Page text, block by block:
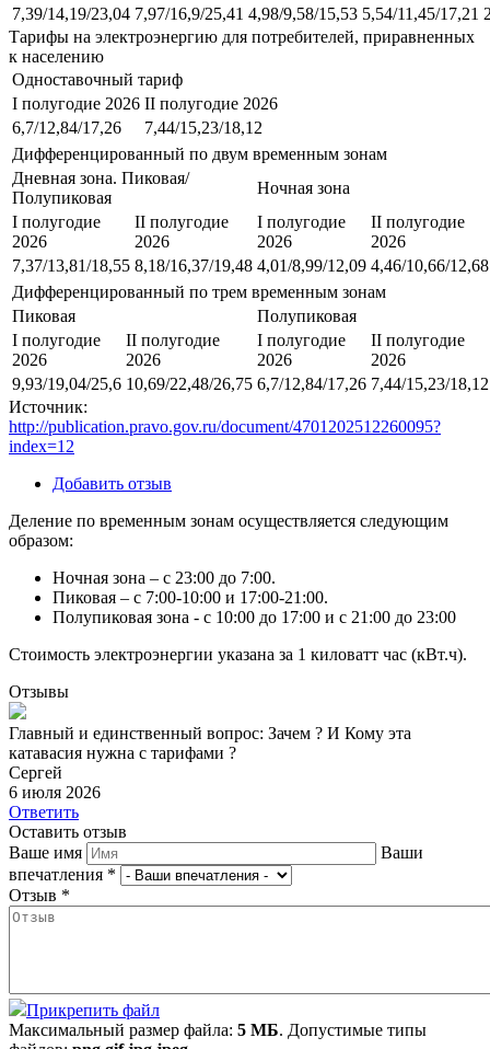
7,39/14,19/23,04 7,97/16,9/25,41 4,98/9,58/15,53 5,54/11,45/17,21
Тарифы на электроэнергию для потребителей, приравненных
к населению
Одноставочный тариф
I полугодие 2026 II полугодие 2026
6,7/12,84/17,26
7,44/15,23/18,12
Дифференцированный по двум временным зонам
Дневная зона. Пиковая/
Полупиковая
Ночная зона
I полугодие
2026
II полугодие
2026
I полугодие
2026
II полугодие
2026
7,37/13,81/18,55 8,18/16,37/19,48 4,01/8,99/12,09 4,46/10,66/12,68
Дифференцированный по трем временным зонам
Пиковая
Полупиковая
I полугодие
2026
II полугодие
2026
I полугодие
2026
II полугодие
2026
9,93/19,04/25,6 10,69/22,48/26,75 6,7/12,84/17,26 7,44/15,23/18,12
Источник:
http://publication.pravo.gov.ru/document/4701202512260095?
index=12
Добавить отзыв
Деление по временным зонам осуществляется следующим
образом:
Ночная зона – с 23:00 до 7:00.
Пиковая – с 7:00-10:00 и 17:00-21:00.
Полупиковая зона - с 10:00 до 17:00 и с 21:00 до 23:00
Стоимость электроэнергии указана за 1 киловатт час (кВт.ч).
Отзывы
Главный и единственный вопрос: Зачем ? И Кому эта
катавасия нужна с тарифами ?
Сергей
6 июля 2026
Ответить
Оставить отзыв
Ваше имя
Ваши
впечатления *
Отзыв *
Прикрепить файл
Максимальный размер файла: 5 МБ. Допустимые типы